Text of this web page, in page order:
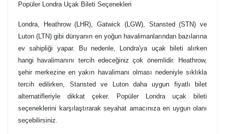
Popüler Londra Uçak Bileti Seçenekleri
Londra, Heathrow (LHR), Gatwick (LGW), Stansted (STN) ve
Luton (LTN) gibi dünyanın en yoğun havalimanlarından bazılarına
ev sahipliği yapar. Bu nedenle, Londra'ya uçak bileti alırken
hangi havalimanını tercih edeceğiniz çok önemlidir. Heathrow,
şehir merkezine en yakın havalimanı olması nedeniyle sıklıkla
tercih edilirken, Stansted ve Luton daha uygun fiyatlı bilet
alternatifleriyle dikkat çeker. Popüler Londra uçak bileti
seçeneklerini karşılaştırarak seyahat amacınıza en uygun olanı
seçebilirsiniz.